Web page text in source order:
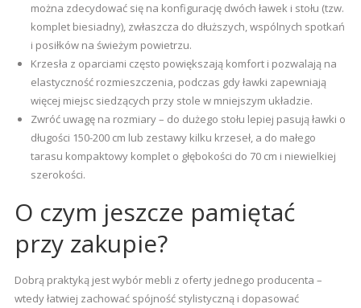
można zdecydować się na konfigurację dwóch ławek i stołu (tzw.
komplet biesiadny), zwłaszcza do dłuższych, wspólnych spotkań
i posiłków na świeżym powietrzu.
Krzesła z oparciami często powiększają komfort i pozwalają na
elastyczność rozmieszczenia, podczas gdy ławki zapewniają
więcej miejsc siedzących przy stole w mniejszym układzie.
Zwróć uwagę na rozmiary – do dużego stołu lepiej pasują ławki o
długości 150-200 cm lub zestawy kilku krzeseł, a do małego
tarasu kompaktowy komplet o głębokości do 70 cm i niewielkiej
szerokości.
O czym jeszcze pamiętać
przy zakupie?
Dobrą praktyką jest wybór mebli z oferty jednego producenta –
wtedy łatwiej zachować spójność stylistyczną i dopasować